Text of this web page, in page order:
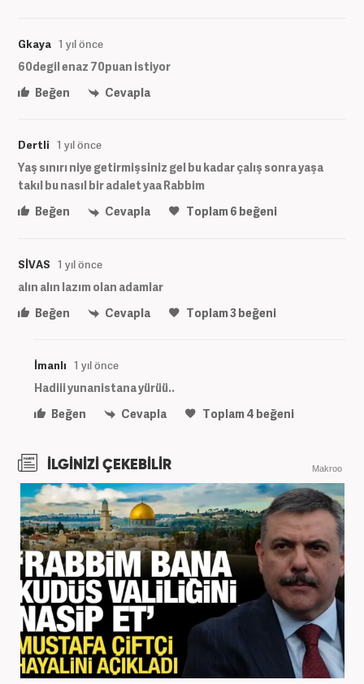
Gkaya 1 yıl önce
60degil enaz 70puan istiyor
Beğen
Cevapla
Dertli 1 yıl önce
Yaş sınırı niye getirmişsiniz gel bu kadar çalış sonra yaşa
takıl bu nasıl bir adalet yaa Rabbim
Beğen
Cevapla Toplam6 beğeni
SİVAS 1 yıl önce
alın alın lazım olan adamlar
Beğen
Cevapla Toplam3beğeni
İmanlı 1 yıl önce
Hadiii yunanistana yürüü..
Beğen
Cevapla Toplam4 beğeni
İLGİNİZİ ÇEKEBİLİR Makroo